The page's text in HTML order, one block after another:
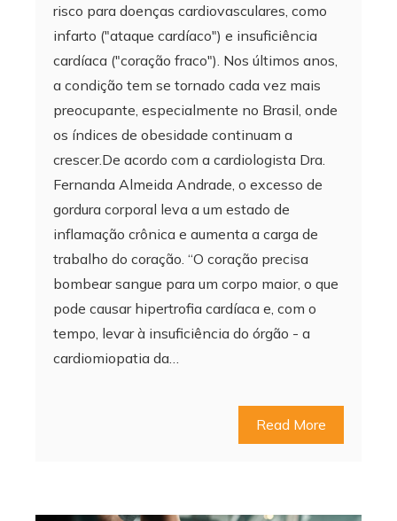
risco para doenças cardiovasculares, como
infarto ("ataque cardíaco") e insuficiência
cardíaca ("coração fraco"). Nos últimos anos,
a condição tem se tornado cada vez mais
preocupante, especialmente no Brasil, onde
os índices de obesidade continuam a
crescer.De acordo com a cardiologista Dra.
Fernanda Almeida Andrade, o excesso de
gordura corporal leva a um estado de
inflamação crônica e aumenta a carga de
trabalho do coração. “O coração precisa
bombear sangue para um corpo maior, o que
pode causar hipertrofia cardíaca e, com o
tempo, levar à insuficiência do órgão - a
cardiomiopatia da…
Read More